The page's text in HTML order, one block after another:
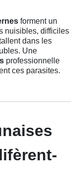
forment un
nuisibles, difficiles
dans les
Une
professionnelle
ces parasites.